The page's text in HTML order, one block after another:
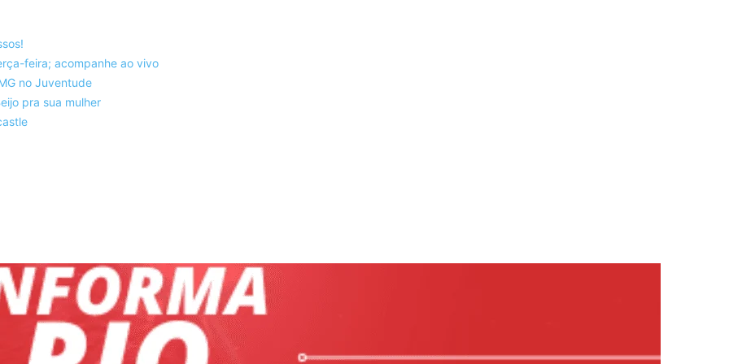
feira; acompanhe ao vivo
no Juventude
pra sua mulher